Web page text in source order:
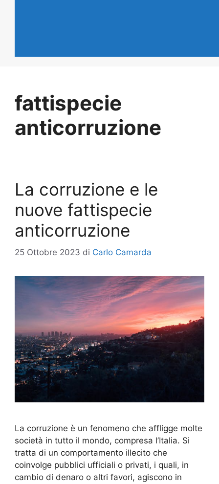
fattispecie
anticorruzione
La corruzione e le
nuove fattispecie
anticorruzione
25 Ottobre 2023 di Carlo Camarda
La corruzione è un fenomeno che affligge molte
società in tutto il mondo, compresa l’Italia. Si
tratta di un comportamento illecito che
coinvolge pubblici ufficiali o privati, i quali, in
cambio di denaro o altri favori, agiscono in